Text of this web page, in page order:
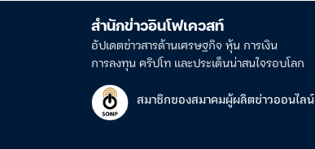
สำนักข่าวอินโฟเควสท์
อัปเดตข่าวสารด้านเศรษฐกิจ หุ้น การเงิน
การลงทุน คริปโท และประเด็นน่าสนใจรอบโลก
สมาชิกของสมาคมผู้ผลิตข่าวออนไลน์